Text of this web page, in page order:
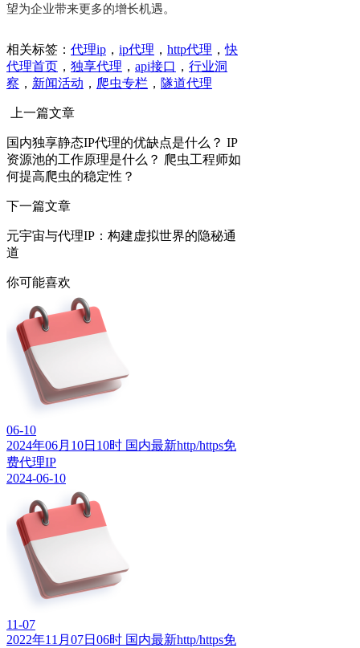
望为企业带来更多的增长机遇。
相关标签： 代理ip ， ip代理 ， http代理 ，快
代理首页 ， 独享代理 ， api接口 ， 行业洞
察 ， 新闻活动 ， 爬虫专栏 ， 隧道代理
上一篇文章
国内独享静态IP代理的优缺点是什么？ IP
资源池的工作原理是什么？ 爬虫工程师如
何提高爬虫的稳定性？
下一篇文章
元宇宙与代理IP：构建虚拟世界的隐秘通
道
你可能喜欢
06-10
2024年06月10日10时 国内最新http/https免
费代理IP
2024-06-10
11-07
2022年11月07日06时 国内最新http/https免